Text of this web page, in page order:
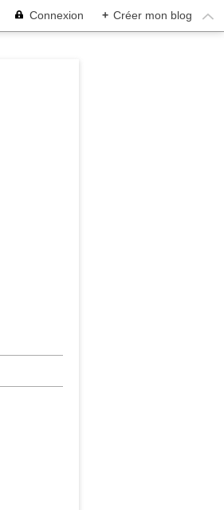
Connexion + Créer mon blog